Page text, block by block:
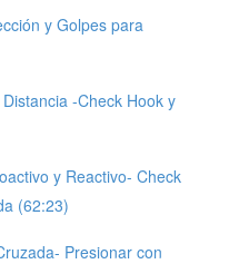
y Golpes para
-Check Hook y
y Reactivo- Check
(62:23)
Presionar con